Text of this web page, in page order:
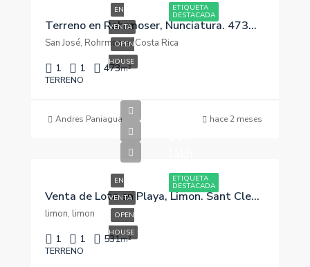
ETIQUETA
DESTACADA
EN
VENTA
OPEN
HOUSE
Terreno en Rohrmoser, Nunciatura. 473m2. Para Desarrollar¡¡
San José, Rohrmoser, Costa Rica
1 1 473m²
TERRENO
Andres Paniagua hace 2 meses
ETIQUETA
DESTACADA
EN
VENTA
OPEN
HOUSE
Venta de Lote en Playa, Limon. Sant Clemnt
limon, limon
1 1 531m²
TERRENO